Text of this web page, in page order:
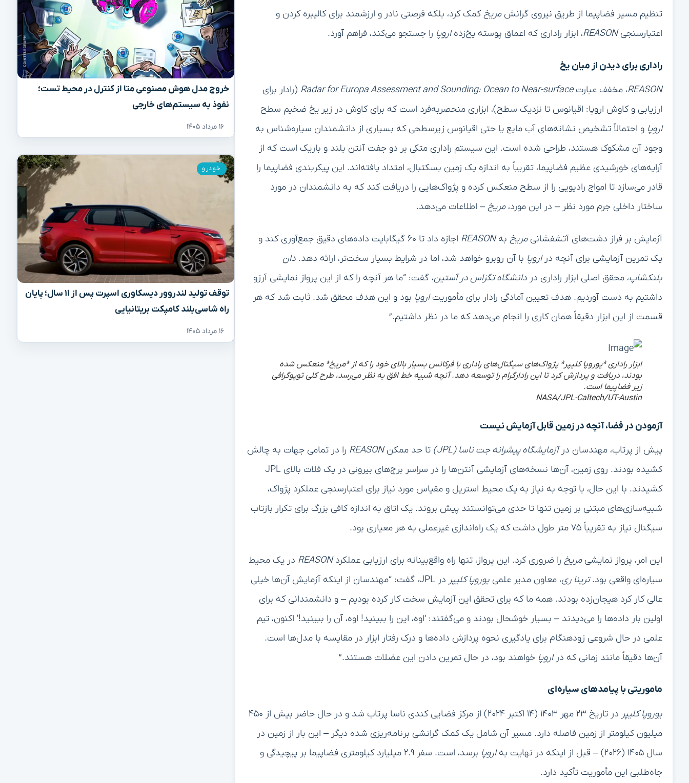
خروج مدل هوش مصنوعی متا از کنترل در محیط تست؛
نفوذ به سیستم‌های خارجی
۱۶ مرداد ۱۴۰۵
توقف تولید لندروور دیسکاوری اسپرت پس از ۱۱ سال؛ پایان
راه شاسی‌بلند کامپکت بریتانیایی
۱۶ مرداد ۱۴۰۵
خودرو
تنظیم مسیر فضاپیما از طریق نیروی گرانشمریخکمک کرد، بلکه فرصتی نادر و ارزشمند برای کالیبره کردن و
اعتبارسنجیREASON، ابزار راداری که اعماق پوسته یخ‌زدهاروپا را جستجو می‌کند، فراهم آورد.
راداری برای دیدن از میان یخ
REASON، مخفف عبارتRadar for Europa Assessment and Sounding: Ocean to Near-surface (رادار برای
ارزیابی و کاوش اروپا: اقیانوس تا نزدیک سطح)، ابزاری منحصربه‌فرد است که برای کاوش در زیر یخ ضخیم سطح
اروپا و احتمالاً تشخیص نشانه‌های آب مایع یا حتی اقیانوس زیرسطحی که بسیاری از دانشمندان سیاره‌شناس به
وجود آن مشکوک هستند، طراحی شده است. این سیستم راداری متکی بر دو جفت آنتن بلند و باریک است که از
آرایه‌های خورشیدی عظیم فضاپیما، تقریباً به اندازه یک زمین بسکتبال، امتداد یافته‌اند. این پیکربندی فضاپیما را
قادر می‌سازد تا امواج رادیویی را از سطح منعکس کرده و پژواک‌هایی را دریافت کند که به دانشمندان در مورد
ساختار داخلی جرم مورد نظر – در این مورد،مریخ – اطلاعات می‌دهد.
آزمایش بر فراز دشت‌های آتشفشانیمریخ بهREASON
اجازه داد تا ۶۰ گیگابایت داده‌های دقیق جمع‌آوری کند و
یک تمرین آزمایشی برای آنچه دراروپا با آن روبرو خواهد شد، اما در شرایط بسیار سخت‌تر، ارائه دهد.دان
بلنکشاپ، محقق اصلی ابزار راداری دردانشگاه تگزاس در آستین، گفت: “ما هر آنچه را که از این پرواز نمایشی آرزو
داشتیم به دست آوردیم. هدف تعیین آمادگی رادار برای مأموریتاروپا بود و این هدف محقق شد. ثابت شد که هر
قسمت از این ابزار دقیقاً همان کاری را انجام می‌دهد که ما در نظر داشتیم.”
ابزار راداری *یوروپا کلیپر* پژواک‌های سیگنال‌های راداری با فرکانس بسیار بالای خود را که از *مریخ* منعکس شده
بودند، دریافت و پردازش کرد تا این رادارگرام را توسعه دهد. آنچه شبیه خط افق به نظر می‌رسد، طرح کلی توپوگرافی
زیر فضاپیما است.
NASA/JPL-Caltech/UT-Austin
آزمودن در فضا، آنچه در زمین قابل آزمایش نیست
پیش از پرتاب، مهندسان درآزمایشگاه پیشرانه جت ناسا (JPL) تا حد ممکنREASON را در تمامی جهات به چالش
کشیده بودند. روی زمین، آن‌ها نسخه‌های آزمایشی آنتن‌ها را در سراسر برج‌های بیرونی در یک فلات بالای JPL
کشیدند. با این حال، با توجه به نیاز به یک محیط استریل و مقیاس مورد نیاز برای اعتبارسنجی عملکرد پژواک،
شبیه‌سازی‌های مبتنی بر زمین تنها تا حدی می‌توانستند پیش بروند. یک اتاق به اندازه کافی بزرگ برای تکرار بازتاب
سیگنال نیاز به تقریباً ۷۵ متر طول داشت که یک راه‌اندازی غیرعملی به هر معیاری بود.
این امر، پرواز نمایشیمریخ را ضروری کرد. این پرواز، تنها راه واقع‌بینانه برای ارزیابی عملکردREASON در یک محیط
سیاره‌ای واقعی بود.ترینا ری، معاون مدیر علمییوروپا کلیپر
در JPL، گفت: “مهندسان از اینکه آزمایش آن‌ها خیلی
عالی کار کرد هیجان‌زده بودند. همه ما که برای تحقق این آزمایش سخت کار کرده بودیم – و دانشمندانی که برای
اولین بار داده‌ها را می‌دیدند – بسیار خوشحال بودند و می‌گفتند: ‘اوه، این را ببینید! اوه، آن را ببینید!’ اکنون، تیم
علمی در حال شروعی زودهنگام برای یادگیری نحوه پردازش داده‌ها و درک رفتار ابزار در مقایسه با مدل‌ها است.
آن‌ها دقیقاً مانند زمانی که دراروپا خواهند بود، در حال تمرین دادن این عضلات هستند.”
ماموریتی با پیامدهای سیاره‌ای
یوروپا کلیپر
در تاریخ ۲۳ مهر ۱۴۰۳ (۱۴ اکتبر ۲۰۲۴) از مرکز فضایی کندی ناسا پرتاب شد و در حال حاضر بیش از ۴۵۰
میلیون کیلومتر از زمین فاصله دارد. مسیر آن شامل یک کمک گرانشی برنامه‌ریزی شده دیگر – این بار از زمین در
سال ۱۴۰۵ (۲۰۲۶) – قبل از اینکه در نهایت به
اروپا
برسد، است. سفر ۲.۹ میلیارد کیلومتری فضاپیما بر پیچیدگی و
جاه‌طلبی این مأموریت تأکید دارد.